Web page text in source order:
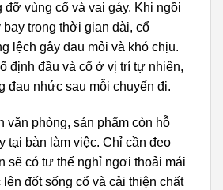
đỡ vùng cổ và vai gáy. Khi ngồi
bay trong thời gian dài, cổ
lệch gây đau mỏi và khó chịu.
định đầu và cổ ở vị trí tự nhiên,
đau nhức sau mỗi chuyến đi.
văn phòng, sản phẩm còn hỗ
tại bàn làm việc. Chỉ cần đeo
sẽ có tư thế nghỉ ngơi thoải mái
đốt sống cổ và cải thiện chất